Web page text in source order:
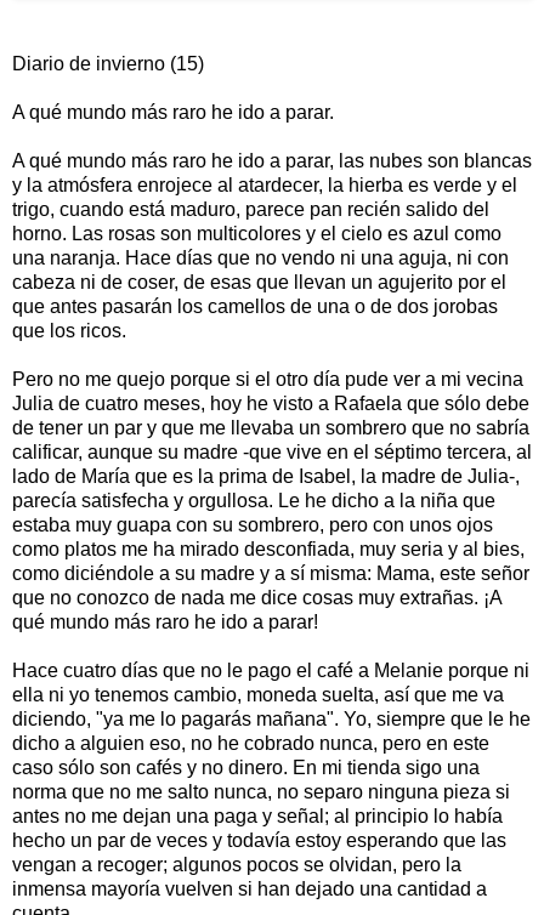
Diario de invierno (15)
A qué mundo más raro he ido a parar.
A qué mundo más raro he ido a parar, las nubes son blancas
y la atmósfera enrojece al atardecer, la hierba es verde y el
trigo, cuando está maduro, parece pan recién salido del
horno. Las rosas son multicolores y el cielo es azul como
una naranja. Hace días que no vendo ni una aguja, ni con
cabeza ni de coser, de esas que llevan un agujerito por el
que antes pasarán los camellos de una o de dos jorobas
que los ricos.
Pero no me quejo porque si el otro día pude ver a mi vecina
Julia de cuatro meses, hoy he visto a Rafaela que sólo debe
de tener un par y que me llevaba un sombrero que no sabría
calificar, aunque su madre -que vive en el séptimo tercera, al
lado de María que es la prima de Isabel, la madre de Julia-,
parecía satisfecha y orgullosa. Le he dicho a la niña que
estaba muy guapa con su sombrero, pero con unos ojos
como platos me ha mirado desconfiada, muy seria y al bies,
como diciéndole a su madre y a sí misma: Mama, este señor
que no conozco de nada me dice cosas muy extrañas. ¡A
qué mundo más raro he ido a parar!
Hace cuatro días que no le pago el café a Melanie porque ni
ella ni yo tenemos cambio, moneda suelta, así que me va
diciendo, "ya me lo pagarás mañana". Yo, siempre que le he
dicho a alguien eso, no he cobrado nunca, pero en este
caso sólo son cafés y no dinero. En mi tienda sigo una
norma que no me salto nunca, no separo ninguna pieza si
antes no me dejan una paga y señal; al principio lo había
hecho un par de veces y todavía estoy esperando que las
vengan a recoger; algunos pocos se olvidan, pero la
inmensa mayoría vuelven si han dejado una cantidad a